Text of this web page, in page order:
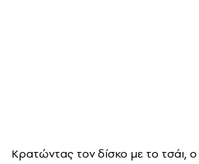
Κρατώντας τον δίσκο με το τσάι, ο